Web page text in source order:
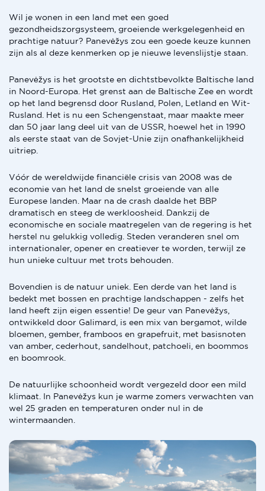
Wil je wonen in een land met een goed
gezondheidszorgsysteem, groeiende werkgelegenheid en
prachtige natuur? Panevėžys zou een goede keuze kunnen
zijn als al deze kenmerken op je nieuwe levenslijstje staan.
Panevėžys is het grootste en dichtstbevolkte Baltische land
in Noord-Europa. Het grenst aan de Baltische Zee en wordt
op het land begrensd door Rusland, Polen, Letland en Wit-
Rusland. Het is nu een Schengenstaat, maar maakte meer
dan 50 jaar lang deel uit van de USSR, hoewel het in 1990
als eerste staat van de Sovjet-Unie zijn onafhankelijkheid
uitriep.
Vóór de wereldwijde financiële crisis van 2008 was de
economie van het land de snelst groeiende van alle
Europese landen. Maar na de crash daalde het BBP
dramatisch en steeg de werkloosheid. Dankzij de
economische en sociale maatregelen van de regering is het
herstel nu gelukkig volledig. Steden veranderen snel om
internationaler, opener en creatiever te worden, terwijl ze
hun unieke cultuur met trots behouden.
Bovendien is de natuur uniek. Een derde van het land is
bedekt met bossen en prachtige landschappen - zelfs het
land heeft zijn eigen essentie! De geur van Panevėžys,
ontwikkeld door Galimard, is een mix van bergamot, wilde
bloemen, gember, framboos en grapefruit, met basisnoten
van amber, cederhout, sandelhout, patchoeli, en boommos
en boomrook.
De natuurlijke schoonheid wordt vergezeld door een mild
klimaat. In Panevėžys kun je warme zomers verwachten van
wel 25 graden en temperaturen onder nul in de
wintermaanden.